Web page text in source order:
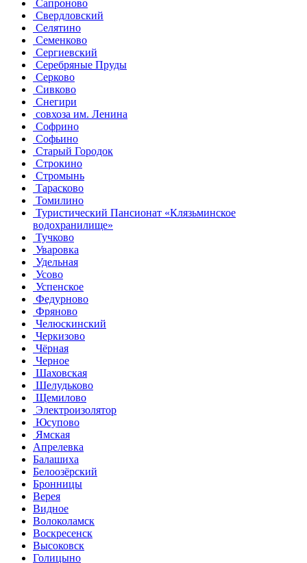
Сапроново
Свердловский
Селятино
Семенково
Сергиевский
Серебряные Пруды
Серково
Сивково
Снегири
совхоза им. Ленина
Софрино
Софьино
Старый Городок
Строкино
Стромынь
Тарасково
Томилино
Туристический Пансионат «Клязьминское
водохранилище»
Тучково
Уваровка
Удельная
Усово
Успенское
Федурново
Фряново
Челюскинский
Черкизово
Чёрная
Черное
Шаховская
Шелудьково
Щемилово
Электроизолятор
Юсупово
Ямская
Апрелевка
Балашиха
Белоозёрский
Бронницы
Верея
Видное
Волоколамск
Воскресенск
Высоковск
Голицыно